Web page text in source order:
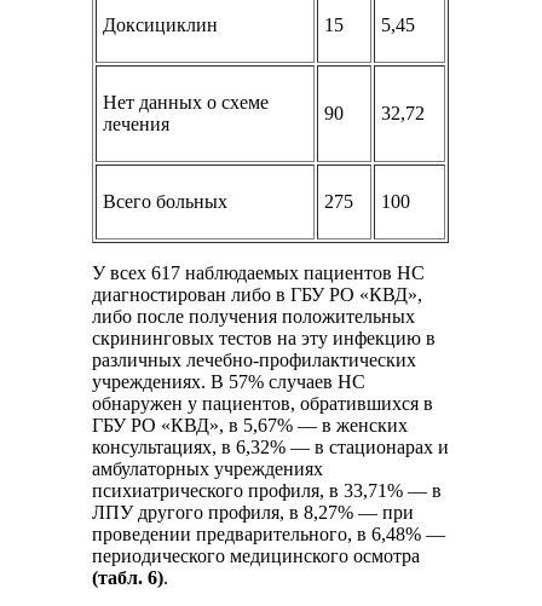
Доксициклин 15 5,45
Нет данных о схеме
лечения
90 32,72
Всего больных 275 100
У всех 617 наблюдаемых пациентов НС
диагностирован либо в ГБУ РО «КВД»,
либо после получения положительных
скрининговых тестов на эту инфекцию в
различных лечебно-профилактических
учреждениях. В 57% случаев НС
обнаружен у пациентов, обратившихся в
ГБУ РО «КВД», в 5,67% — в женских
консультациях, в 6,32% — в стационарах и
амбулаторных учреждениях
психиатрического профиля, в 33,71% — в
ЛПУ другого профиля, в 8,27% — при
проведении предварительного, в 6,48% —
периодического медицинского осмотра
(табл. 6).